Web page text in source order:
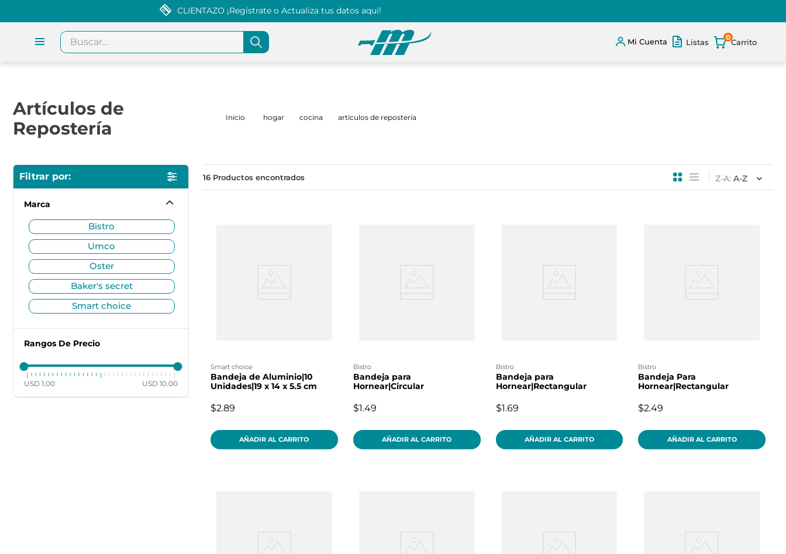
CLIENTAZO ¡Regístrate o Actualiza tus datos aquí!
Buscar...
Mi Cuenta Listas
0
Artículos de
Repostería
hogar cocina artículos de repostería
Marca
bistro
umco
oster
baker's secret
smart choice
Rangos De Precio
USD 1.00 USD 10.00
16 Z-A A-Z
smart choice
Bandeja de Aluminio|10
Unidades|19 x 14 x 5.5 cm
$2.89
AÑADIR AL CARRITO
bistro
Bandeja para
Hornear|Circular
$1.49
AÑADIR AL CARRITO
bistro
Bandeja para
Hornear|Rectangular
$1.69
AÑADIR AL CARRITO
bistro
Bandeja Para
Hornear|Rectangular
$2.49
AÑADIR AL CARRITO